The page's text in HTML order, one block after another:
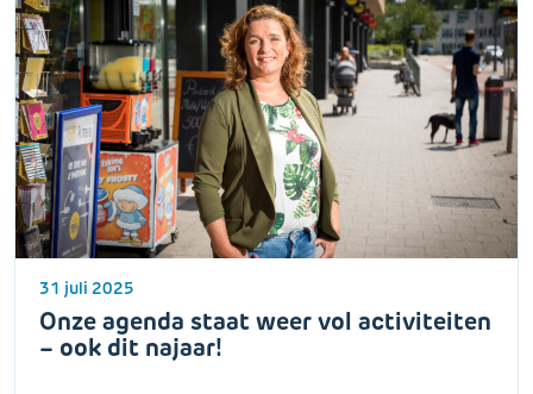
31 juli 2025
Onze agenda staat weer vol activiteiten
– ook dit najaar!